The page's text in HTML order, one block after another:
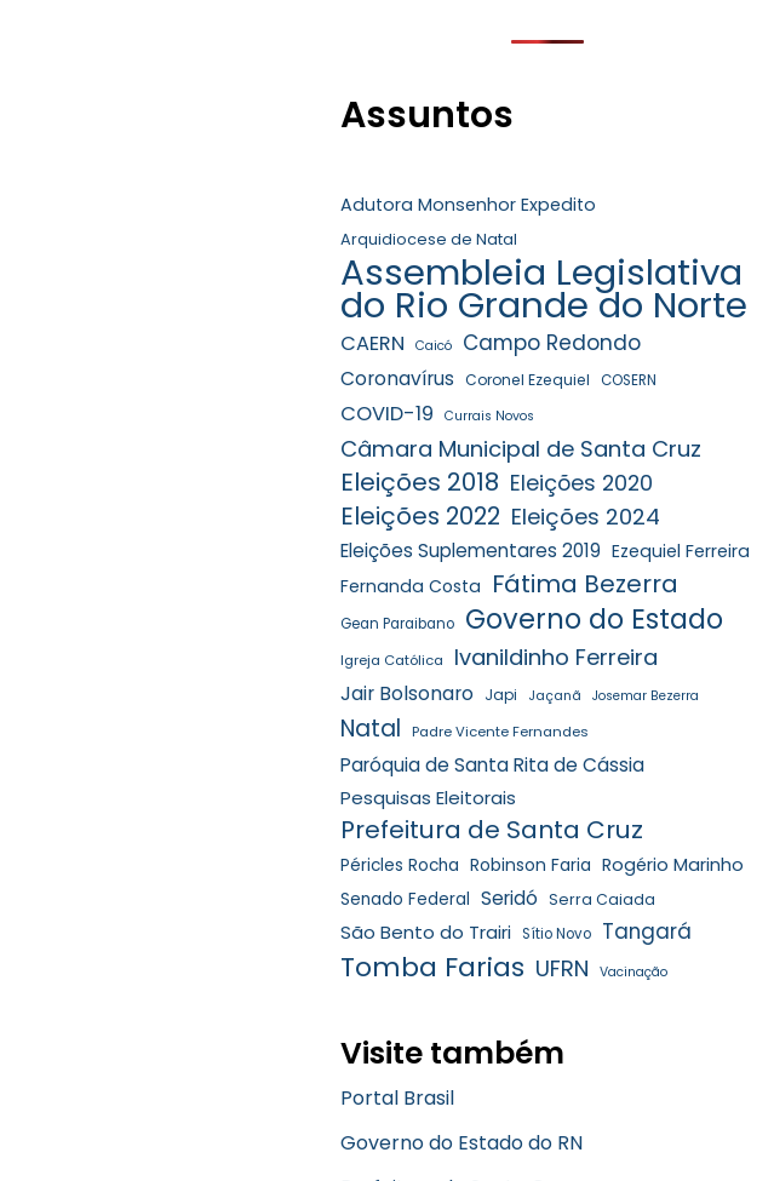
Assuntos
Adutora Monsenhor Expedito
Arquidiocese de Natal
Assembleia Legislativa
do Rio Grande do Norte
CAERN Caicó Campo Redondo
Coronavírus Coronel Ezequiel COSERN
COVID-19 Currais Novos
Câmara Municipal de Santa Cruz
Eleições 2018 Eleições 2020
Eleições 2022 Eleições 2024
Eleições Suplementares 2019 Ezequiel Ferreira
Fernanda Costa Fátima Bezerra
Gean Paraibano Governo do Estado
Igreja Católica Ivanildinho Ferreira
Jair Bolsonaro Japi Jaçanã Josemar Bezerra
Natal Padre Vicente Fernandes
Paróquia de Santa Rita de Cássia
Pesquisas Eleitorais
Prefeitura de Santa Cruz
Péricles Rocha Robinson Faria Rogério Marinho
Senado Federal Seridó Serra Caiada
São Bento do Trairi Sítio Novo Tangará
Tomba Farias UFRN Vacinação
Visite também
Portal Brasil
Governo do Estado do RN